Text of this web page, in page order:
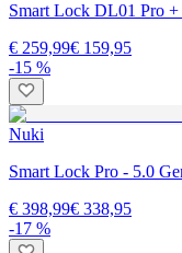
Smart Lock DL01 Pro
€ 259,99€ 159,95
-15 %
Nuki
Smart Lock Pro - 5.0
€ 398,99€ 338,95
-17 %